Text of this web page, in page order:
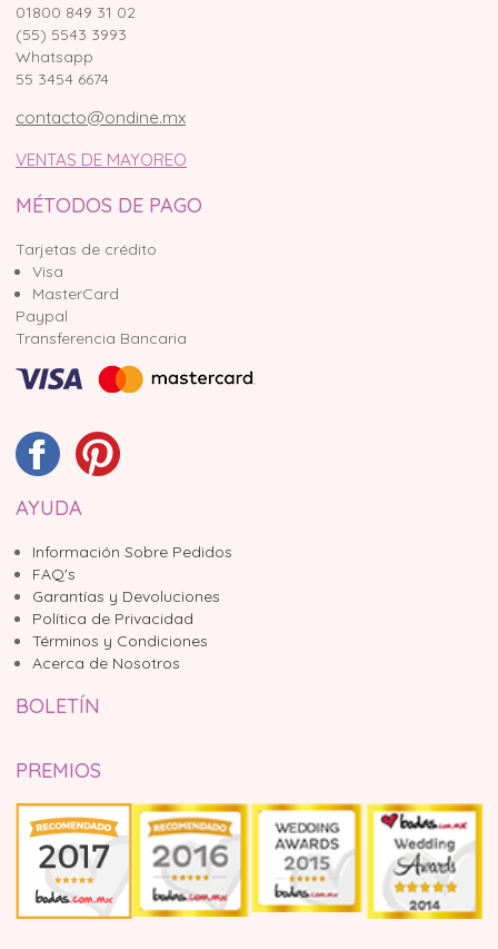
01800 849 31 02
(55) 5543 3993
Whatsapp
55 3454 6674
contacto@ondine.mx
VENTAS DE MAYOREO
MÉTODOS DE PAGO
Tarjetas de crédito
Visa
MasterCard
Paypal
Transferencia Bancaria
AYUDA
Información Sobre Pedidos
FAQ's
Garantías y Devoluciones
Política de Privacidad
Términos y Condiciones
Acerca de Nosotros
BOLETÍN
PREMIOS